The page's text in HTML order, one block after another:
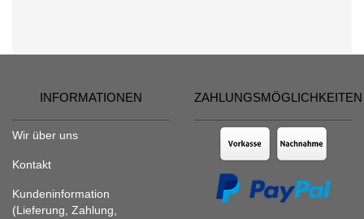
INFORMATIONEN
Wir über uns
Kontakt
Kundeninformation
(Lieferung, Zahlung,
ZAHLUNGSMÖGLICHKEITEN